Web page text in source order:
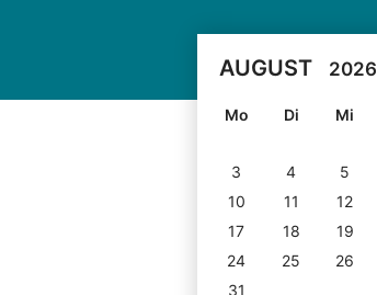
AUGUST 2026
Mo Di Mi
3
4 5
10
11 12
17
18 19
24
25 26
31